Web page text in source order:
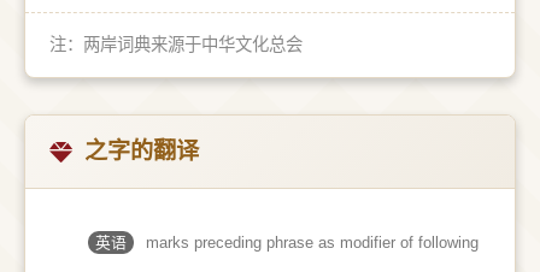
注：两岸词典来源于中华文化总会
之字的翻译
英语 marks preceding phrase as modifier of following